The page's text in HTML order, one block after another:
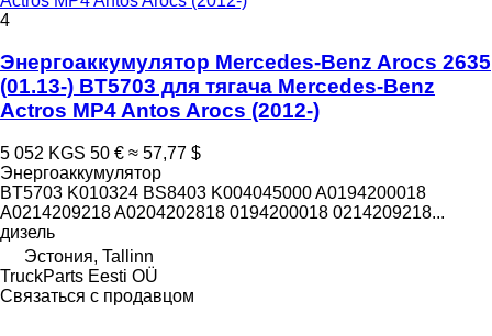
4
Энергоаккумулятор Mercedes-Benz Arocs 2635
(01.13-) BT5703 для тягача Mercedes-Benz
Actros MP4 Antos Arocs (2012-)
5 052 KGS 50 € ≈ 57,77 $
Энергоаккумулятор
BT5703 K010324 BS8403 K004045000 A0194200018
A0214209218 A0204202818 0194200018 0214209218...
дизель
Эстония, Tallinn
TruckParts Eesti OÜ
Связаться с продавцом